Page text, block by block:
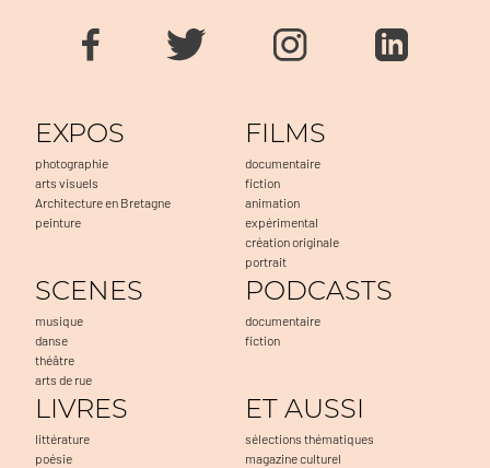
EXPOS
photographie
arts visuels
Architecture en Bretagne
peinture
FILMS
documentaire
fiction
animation
expérimental
création originale
portrait
SCENES
musique
danse
théâtre
arts de rue
PODCASTS
documentaire
fiction
LIVRES
littérature
poésie
ET AUSSI
sélections thématiques
magazine culturel